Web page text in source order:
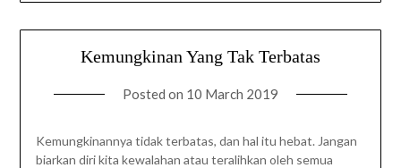
Kemungkinan Yang Tak Terbatas
Posted on 10 March 2019
Kemungkinannya tidak terbatas, dan hal itu hebat. Jangan
biarkan diri kita kewalahan atau teralihkan oleh semua